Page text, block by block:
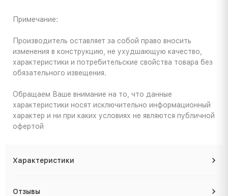
Примечание:
Производитель оставляет за собой право вносить
изменения в конструкцию, не ухудшающую качество,
характеристики и потребительские свойства товара без
обязательного извещения.
Обращаем Ваше внимание на то, что данные
характеристики носят исключительно информационный
характер и ни при каких условиях не являются публичной
офертой
Характеристики
Отзывы